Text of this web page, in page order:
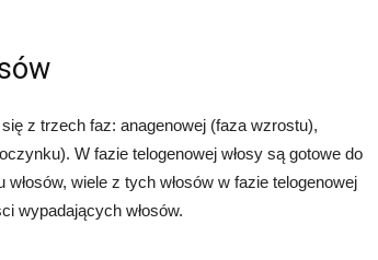
z trzech faz: anagenowej (faza wzrostu),
W fazie telogenowej włosy są gotowe do
wiele z tych włosów w fazie telogenowej
wypadających włosów.